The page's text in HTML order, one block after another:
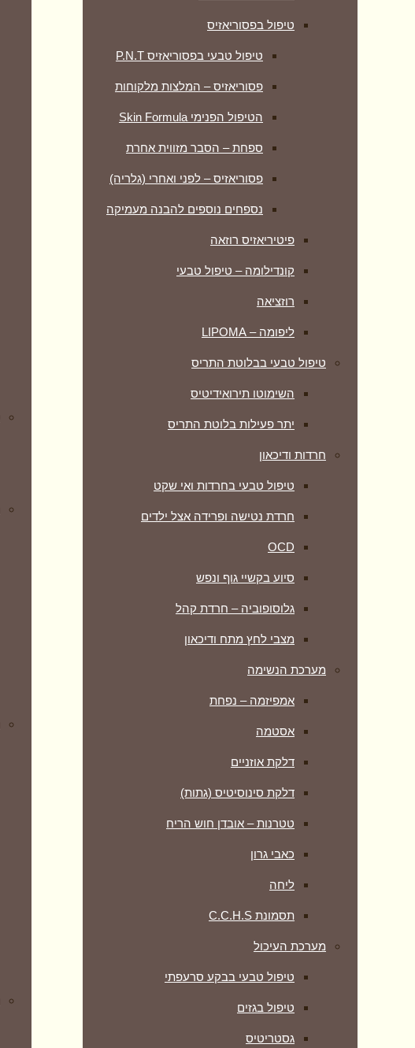
טיפול בפסוריאזיס
טיפול טבעי בפסוריאזיס P.N.T
פסוריאזיס – המלצות מלקוחות
הטיפול הפנימי Skin Formula
ספחת – הסבר מזווית אחרת
פסוריאזיס – לפני ואחרי (גלריה)
נספחים נוספים להבנה מעמיקה
פיטיריאזיס רוזאה
קונדילומה – טיפול טבעי
רוזציאה
ליפומה – LIPOMA
טיפול טבעי בבלוטת התריס
השימוטו תירואידיטיס
יתר פעילות בלוטת התריס
חרדות ודיכאון
טיפול טבעי בחרדות ואי שקט
חרדת נטישה ופרידה אצל ילדים
OCD
סיוע בקשיי גוף ונפש
גלוסופוביה – חרדת קהל
מצבי לחץ מתח ודיכאון
מערכת הנשימה
אמפיזמה – נפחת
אסטמה
דלקת אוזניים
דלקת סינוסיטיס (גתות)
טטרנות – אובדן חוש הריח
כאבי גרון
ליחה
תסמונת C.C.H.S
מערכת העיכול
טיפול טבעי בבקע סרעפתי
טיפול בגזים
גסטריטיס